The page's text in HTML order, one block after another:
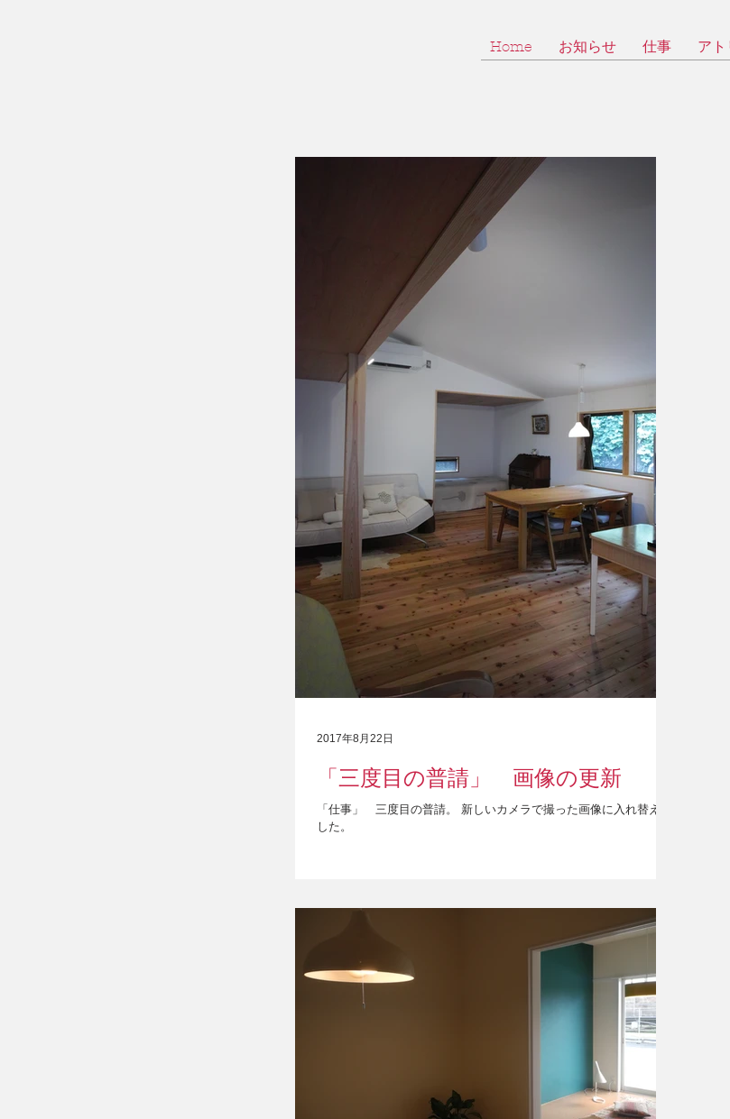
Home お知らせ 仕事 アト
「三度目の普請」 画像の更新
「仕事」 三度目の普請。 新しいカメラで撮った画像に入れ替えま
した。
2017年8月22日